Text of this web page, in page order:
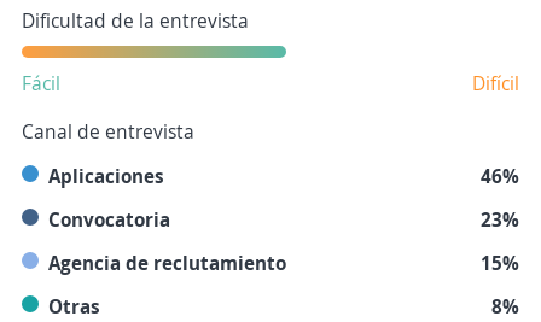
Dificultad de la entrevista
Fácil
Difícil
Canal de entrevista
Aplicaciones
46%
Convocatoria
23%
Agencia de reclutamiento
15%
Otras
8%